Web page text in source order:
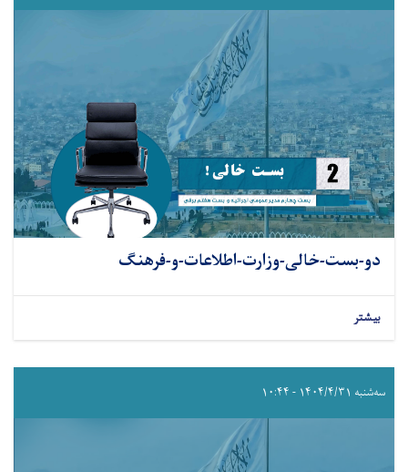
دو-بست-خالی-وزارت-اطلاعات-و-فرهنگ
بیشتر
سه‌شنبه ۱۴۰۴/۴/۳۱ - ۱۰:۴۴